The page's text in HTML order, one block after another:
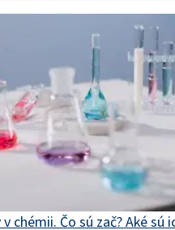
chémii. Čo sú zač? Aké sú